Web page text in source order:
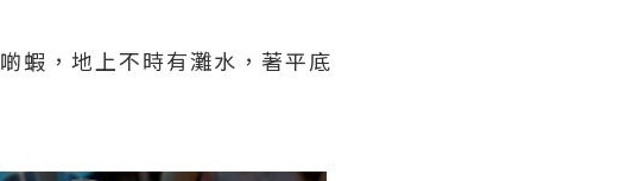
蝦，地上不時有灘水，著平底